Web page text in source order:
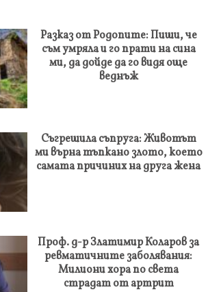
Разказ от Родопите: Пиши, че
съм умряла и го прати на сина
ми, да дойде да го видя още
веднъж
Съгрешила съпруга: Животът
ми върна тъпкано злото, което
самата причиних на друга жена
Проф. д-р Златимир Коларов за
ревматичните заболявания:
Милиони хора по света
страдат от артрит